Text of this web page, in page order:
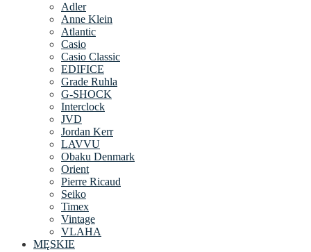
Adler
Anne Klein
Atlantic
Casio
Casio Classic
EDIFICE
Grade Ruhla
G-SHOCK
Interclock
JVD
Jordan Kerr
LAVVU
Obaku Denmark
Orient
Pierre Ricaud
Seiko
Timex
Vintage
VLAHA
MĘSKIE